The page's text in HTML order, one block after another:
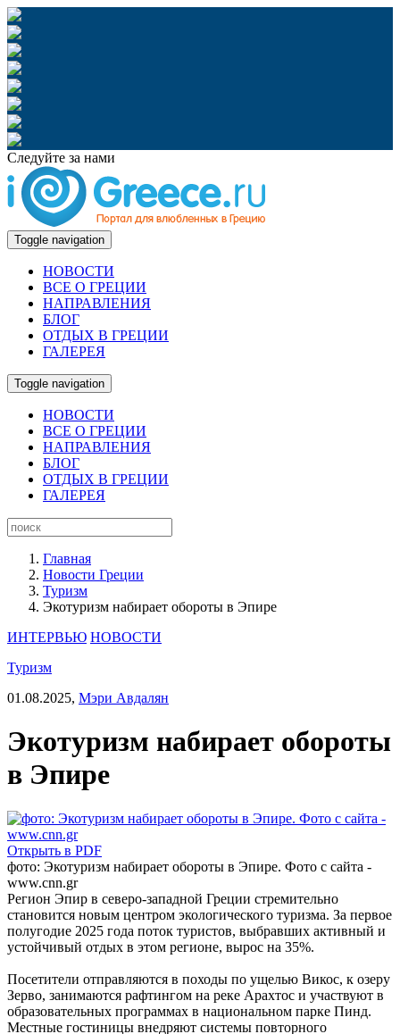
Следуйте за нами
Toggle navigation
НОВОСТИ
ВСЕ О ГРЕЦИИ
НАПРАВЛЕНИЯ
БЛОГ
ОТДЫХ В ГРЕЦИИ
ГАЛЕРЕЯ
Toggle navigation
НОВОСТИ
ВСЕ О ГРЕЦИИ
НАПРАВЛЕНИЯ
БЛОГ
ОТДЫХ В ГРЕЦИИ
ГАЛЕРЕЯ
Главная
Новости Греции
Туризм
Экотуризм набирает обороты в Эпире
ИНТЕРВЬЮ НОВОСТИ
Туризм
01.08.2025, Мэри Авдалян
Экотуризм набирает обороты
в Эпире
Открыть в PDF
фото: Экотуризм набирает обороты в Эпире. Фото с сайта -
www.cnn.gr
Регион Эпир в северо-западной Греции стремительно
становится новым центром экологического туризма. За первое
полугодие 2025 года поток туристов, выбравших активный и
устойчивый отдых в этом регионе, вырос на 35%.
Посетители отправляются в походы по ущелью Викос, к озеру
Зерво, занимаются рафтингом на реке Арахтос и участвуют в
образовательных программах в национальном парке Пинд.
Местные гостиницы внедряют системы повторного